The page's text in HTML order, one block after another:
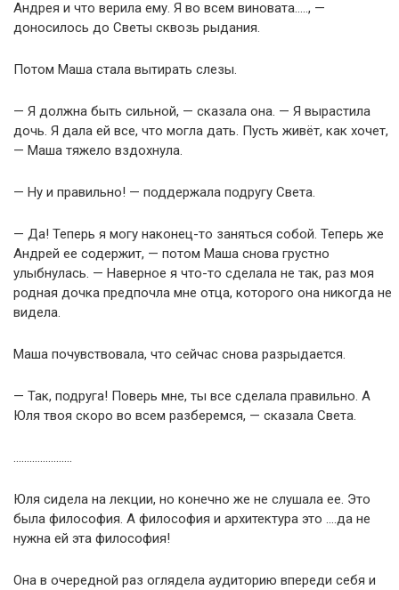
Андрея и что верила ему. Я во всем виновата….., —
доносилось до Светы сквозь рыдания.
Потом Маша стала вытирать слезы.
— Я должна быть сильной, — сказала она. — Я вырастила
дочь. Я дала ей все, что могла дать. Пусть живёт, как хочет,
— Маша тяжело вздохнула.
— Ну и правильно! — поддержала подругу Света.
— Да! Теперь я могу наконец-то заняться собой. Теперь же
Андрей ее содержит, — потом Маша снова грустно
улыбнулась. — Наверное я что-то сделала не так, раз моя
родная дочка предпочла мне отца, которого она никогда не
видела.
Маша почувствовала, что сейчас снова разрыдается.
— Так, подруга! Поверь мне, ты все сделала правильно. А
Юля твоя скоро во всем разберемся, — сказала Света.
………………….
Юля сидела на лекции, но конечно же не слушала ее. Это
была философия. А философия и архитектура это ….да не
нужна ей эта философия!
Она в очередной раз оглядела аудиторию впереди себя и